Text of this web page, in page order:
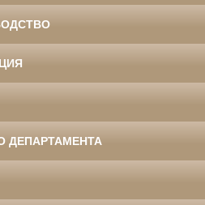
ДЕПАРТАМЕНТА